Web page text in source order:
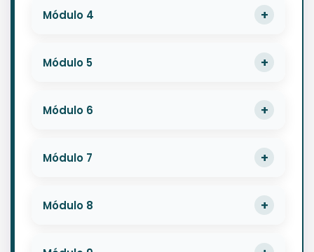
Módulo 4
Módulo 5
Módulo 6
Módulo 7
Módulo 8